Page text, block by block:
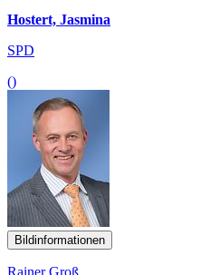
Hostert, Jasmina
SPD
()
Bildinformationen
Rainer Groß